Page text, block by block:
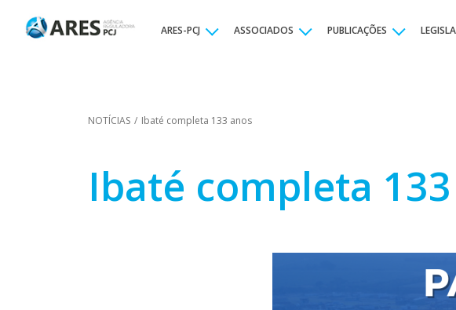
ARES-PCJ ASSOCIADOS PUBLICAÇÕES
NOTÍCIAS / Ibaté completa 133 anos
Ibaté completa